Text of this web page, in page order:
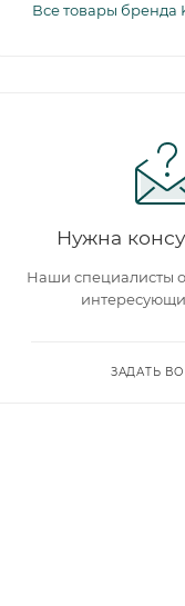
Все товары бренда
Нужна
Наши специалисты
ЗАДАТЬ